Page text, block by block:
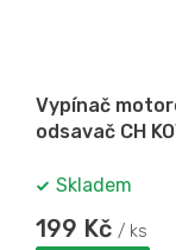
Vypínač
odsavač CH
Skladem
199 Kč / ks